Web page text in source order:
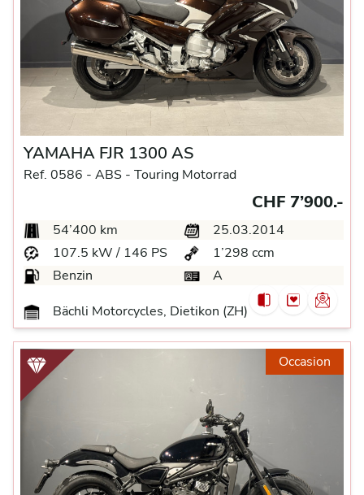
YAMAHA FJR 1300 AS
Ref. 0586 - ABS - Touring Motorrad
CHF 7’900.-
54’400 km
25.03.2014
107.5 kW / 146 PS
1’298 ccm
Benzin
A
Bächli Motorcycles, Dietikon (ZH)
Occasion